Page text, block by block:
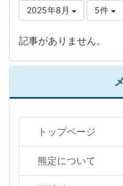
s
2025年8月 5件
記事がありません。
トップページ
熊定について